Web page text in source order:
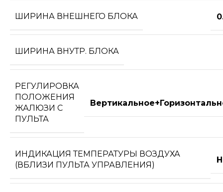
ШИРИНА ВНЕШНЕГО БЛОКА
ШИРИНА ВНУТР. БЛОКА
РЕГУЛИРОВКА
ПОЛОЖЕНИЯ
ЖАЛЮЗИ С
ПУЛЬТА
ИНДИКАЦИЯ ТЕМПЕРАТУРЫ ВОЗДУХА
(ВБЛИЗИ ПУЛЬТА УПРАВЛЕНИЯ)